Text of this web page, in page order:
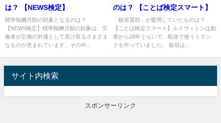
は？ 【NEWS検定】
標準報酬月額の対象となるのは？
【NEWS検定】標準報酬月額の対象は、労
働者が労働の対価として受け取るさまざま
なものが含まれています。その中...
のは？ 【ことば検定スマート】
「板垣退助」が愛用していたものは？
【ことば検定スマート】ルイヴィトンは創
業から28年ぐらいで、船旅で使うトラン
クを作っていました。 板垣は...
サイト内検索
スポンサーリンク